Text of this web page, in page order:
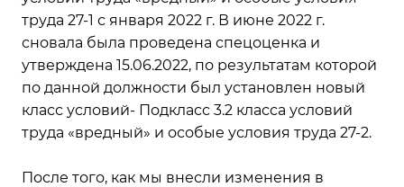
труда 27-1 с января 2022 г. В июне 2022 г.
сновала была проведена спецоценка и
утверждена 15.06.2022, по результатам которой
по данной должности был установлен новый
класс условий- Подкласс 3.2 класса условий
труда «вредный» и особые условия труда 27-2.
После того, как мы внесли изменения в